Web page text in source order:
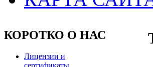
КОРОТКО О НАС
Лицензии и
сертификаты